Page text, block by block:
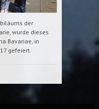
der
wurde dieses
Bavariae, in
gefeiert.